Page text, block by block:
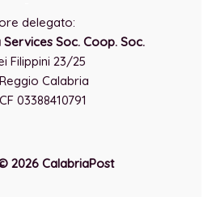
delegato:
Soc. Coop. Soc.
Filippini 23/25
Calabria
03388410791
2026 CalabriaPost